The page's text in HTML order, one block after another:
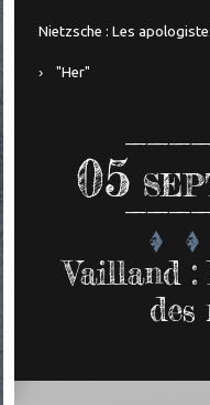
Nietzsche : Les
"Her"
05
Vailland :
des